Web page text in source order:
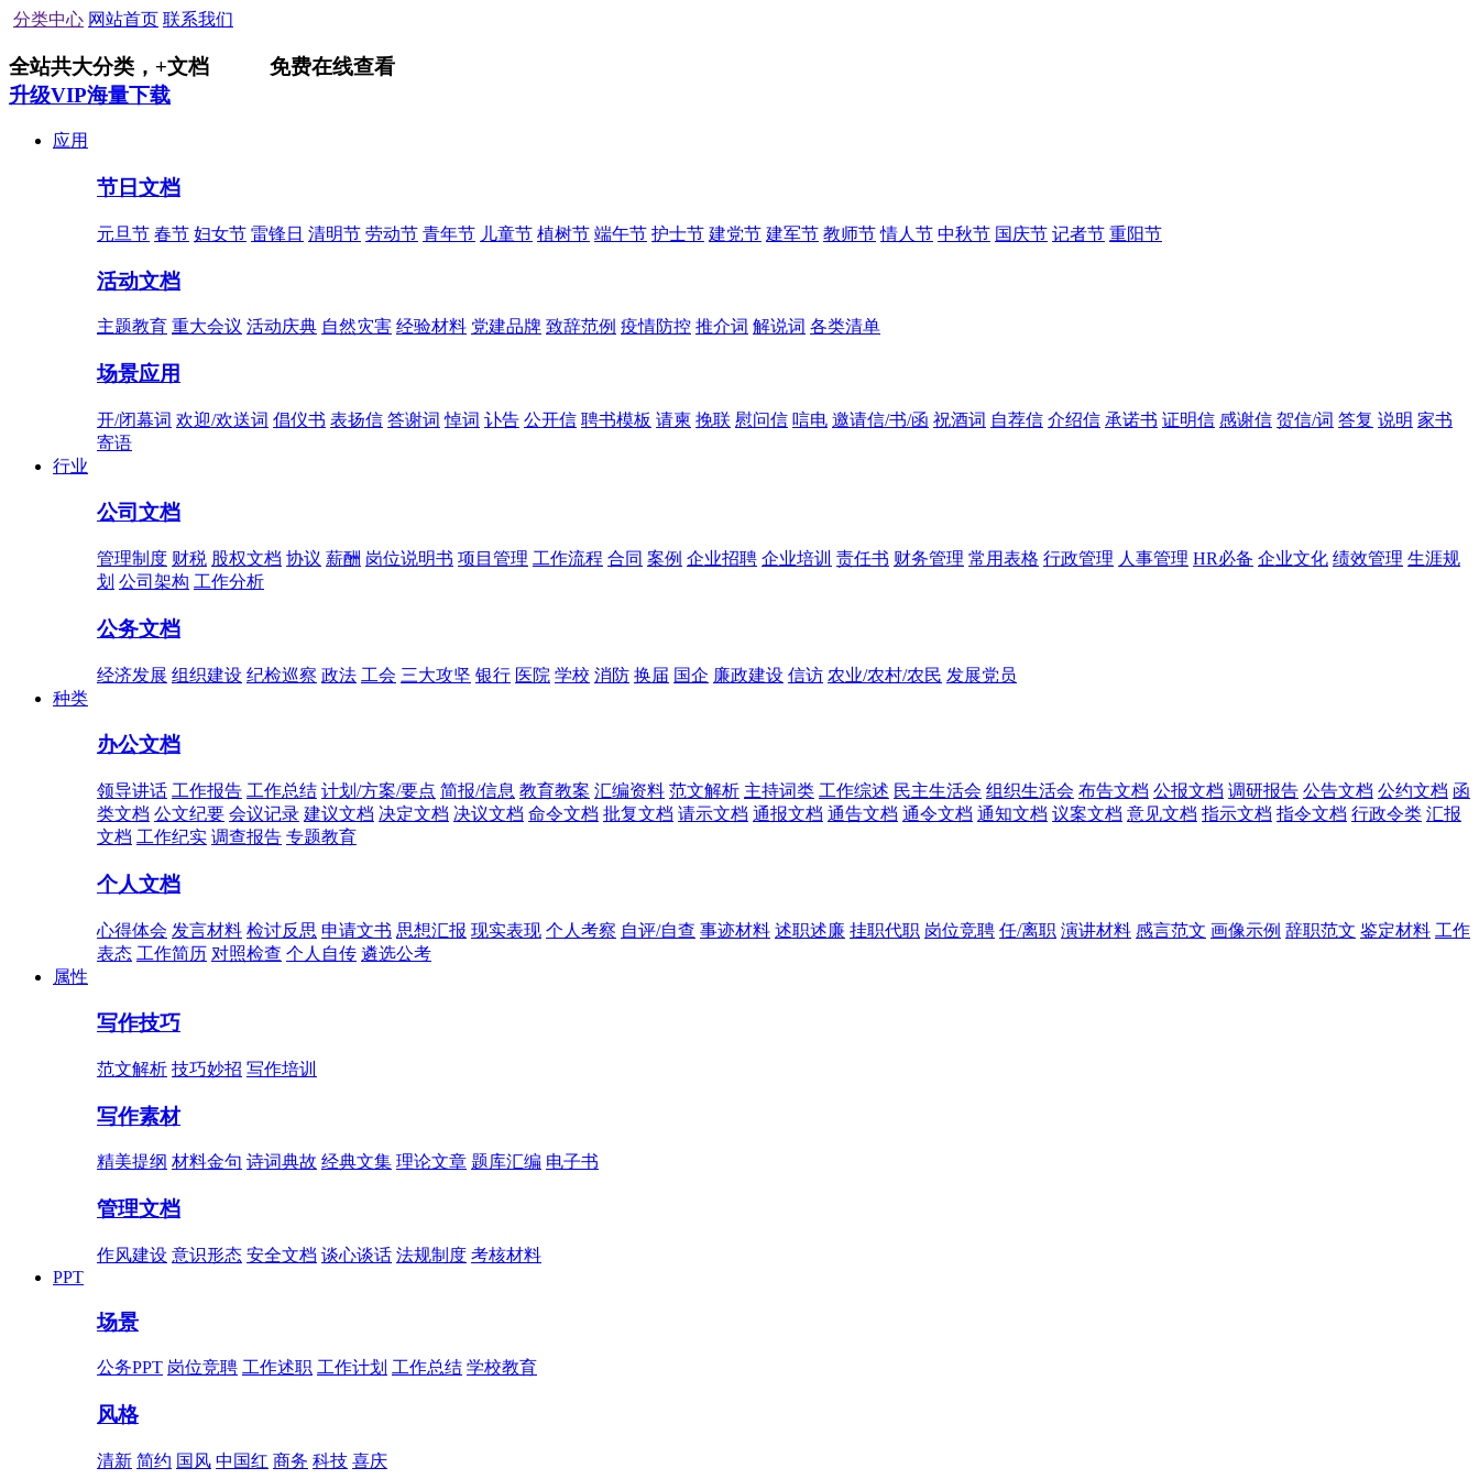
分类中心 网站首页 联系我们
全站共大分类， +文档
免费在线查看
升级VIP海量下载
应用
节日文档
元旦节 春节 妇女节 雷锋日 清明节 劳动节 青年节 儿童节 植树节 端午节 护士节 建党节 建军节 教师节 情人节 中秋节 国庆节 记者节 重阳节
活动文档
主题教育 重大会议 活动庆典 自然灾害 经验材料 党建品牌 致辞范例 疫情防控 推介词 解说词 各类清单
场景应用
开/闭幕词 欢迎/欢送词 倡仪书 表扬信 答谢词 悼词 讣告 公开信 聘书模板 请柬 挽联 慰问信 唁电 邀请信/书/函 祝酒词 自荐信 介绍信 承诺书 证明信 感谢信 贺信/词 答复 说明 家书
寄语
行业
公司文档
管理制度 财税 股权文档 协议 薪酬 岗位说明书 项目管理 工作流程 合同 案例 企业招聘 企业培训 责任书 财务管理 常用表格 行政管理 人事管理 HR必备 企业文化 绩效管理 生涯规
划 公司架构 工作分析
公务文档
经济发展 组织建设 纪检巡察 政法 工会 三大攻坚 银行 医院 学校 消防 换届 国企 廉政建设 信访 农业/农村/农民 发展党员
种类
办公文档
领导讲话 工作报告 工作总结 计划/方案/要点 简报/信息 教育教案 汇编资料 范文解析 主持词类 工作综述 民主生活会 组织生活会 布告文档 公报文档 调研报告 公告文档 公约文档 函
类文档 公文纪要 会议记录 建议文档 决定文档 决议文档 命令文档 批复文档 请示文档 通报文档 通告文档 通令文档 通知文档 议案文档 意见文档 指示文档 指令文档 行政令类 汇报
文档 工作纪实 调查报告 专题教育
个人文档
心得体会 发言材料 检讨反思 申请文书 思想汇报 现实表现 个人考察 自评/自查 事迹材料 述职述廉 挂职代职 岗位竞聘 任/离职 演讲材料 感言范文 画像示例 辞职范文 鉴定材料 工作
表态 工作简历 对照检查 个人自传 遴选公考
属性
写作技巧
范文解析 技巧妙招 写作培训
写作素材
精美提纲 材料金句 诗词典故 经典文集 理论文章 题库汇编 电子书
管理文档
作风建设 意识形态 安全文档 谈心谈话 法规制度 考核材料
PPT
场景
公务PPT 岗位竞聘 工作述职 工作计划 工作总结 学校教育
风格
清新 简约 国风 中国红 商务 科技 喜庆